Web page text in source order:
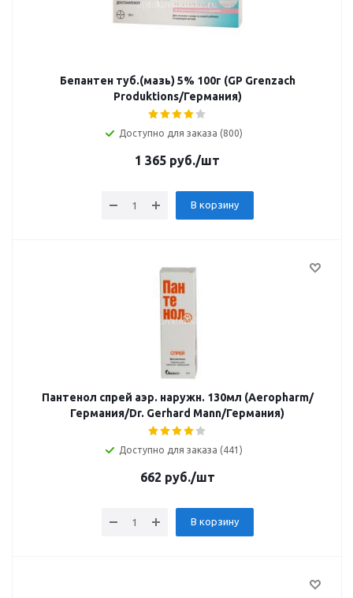
Бепантен туб.(мазь) 5% 100г (GP Grenzach
Produktions/Германия)
Доступно для заказа (800)
1 365 руб./шт
В корзину
Пантенол спрей аэр. наружн. 130мл (Aeropharm/
Германия/Dr. Gerhard Mann/Германия)
Доступно для заказа (441)
662 руб./шт
В корзину